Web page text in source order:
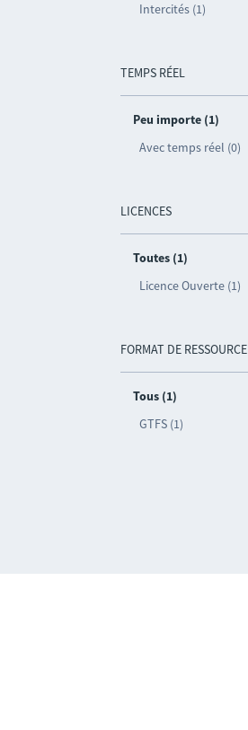
Intercités (1)
TEMPS RÉEL
Peu importe (1)
Avec temps réel (0)
LICENCES
Toutes (1)
Licence Ouverte (1)
FORMAT DE RESSOURCE
Tous (1)
GTFS (1)